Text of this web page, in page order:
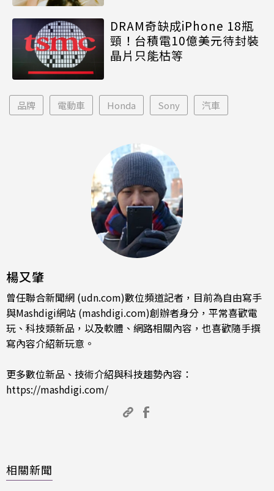
DRAM奇缺成iPhone 18瓶
頸！台積電10億美元待封裝
晶片只能枯等
品牌 電動車 Honda Sony 汽車
楊又肇
曾任聯合新聞網 (udn.com)數位頻道記者，目前為自由寫手
與Mashdigi網站 (mashdigi.com)創辦者身分，平常喜歡電
玩、科技類新品，以及軟體、網路相關內容，也喜歡隨手撰
寫內容介紹新玩意。
更多數位新品、技術介紹與科技趨勢內容：
https://mashdigi.com/
相關新聞